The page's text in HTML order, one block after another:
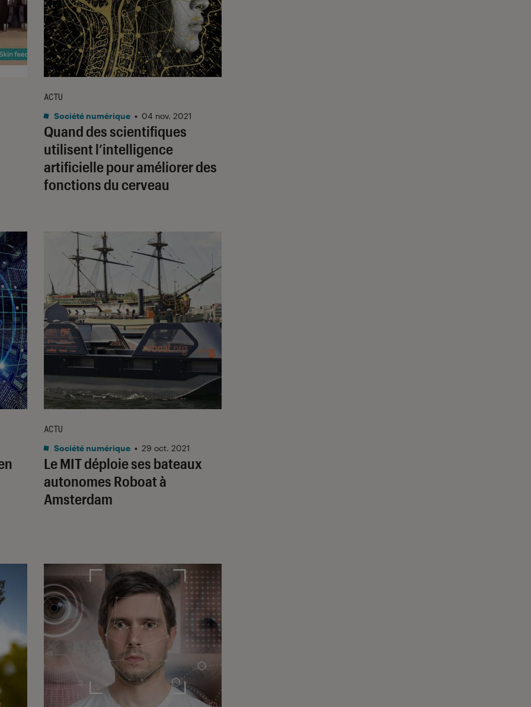
Quand des scientifiques
utilisent l’intelligence
artificielle pour améliorer des
fonctions du cerveau
ACTU
Société numérique • 04 nov. 2021
Le MIT déploie ses bateaux
autonomes Roboat à
Amsterdam
ACTU
Société numérique • 29 oct. 2021